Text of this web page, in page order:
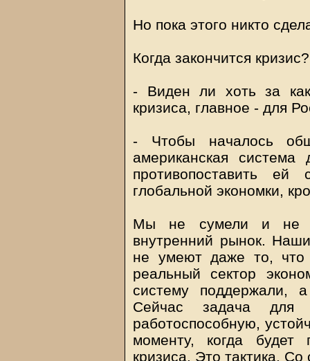
Но пока этого никто
Когда закончится кризис?
- Виден ли хоть за
кризиса, главное - для
- Чтобы началось
американская
противопоставить
глобальной экономки,
Мы не сумели и не
внутренний рынок.
не умеют даже то, что
реальный сектор
систему поддержали,
Сейчас задача
работоспособную,
моменту, когда
кризиса. Это тактика.